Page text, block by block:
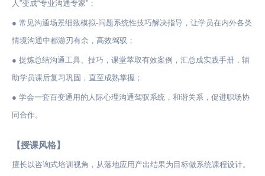
人”变成“专业沟通专家”；
● 常见沟通场景细致模拟-问题系统性技巧解决指导，让学员在内外各类
情境沟通中都游刃有余，高效驾驭；
● 提炼总结沟通工具、技巧，课堂萃取有效案例，汇总成实践手册，辅
助学员课后复习巩固，直至成熟掌握；
● 学会一套百变通用的人际心理沟通驾驭系统，和谐关系，促进职场协
同合作。
【授课风格】
擅长以咨询式培训视角，从落地应用产出结果为目标做系统课程设计。